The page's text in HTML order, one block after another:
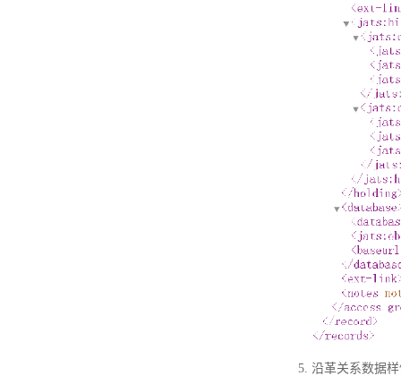
5. 沿革关系数据